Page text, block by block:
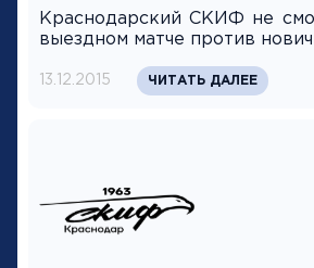
Краснодарский СКИФ не
выездном матче против
13.12.2015 ЧИТАТЬ ДАЛЕЕ